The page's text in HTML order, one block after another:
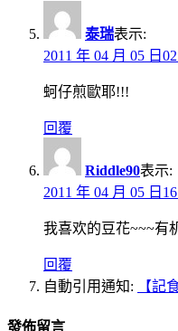
泰瑞表示:
2011 年 04 月 05 日
蚵仔煎歐耶!!!
回覆
Riddle90表示:
2011 年 04 月 05 日
我喜欢的豆花~~~有
回覆
自動引用通知:
【記
發佈留言